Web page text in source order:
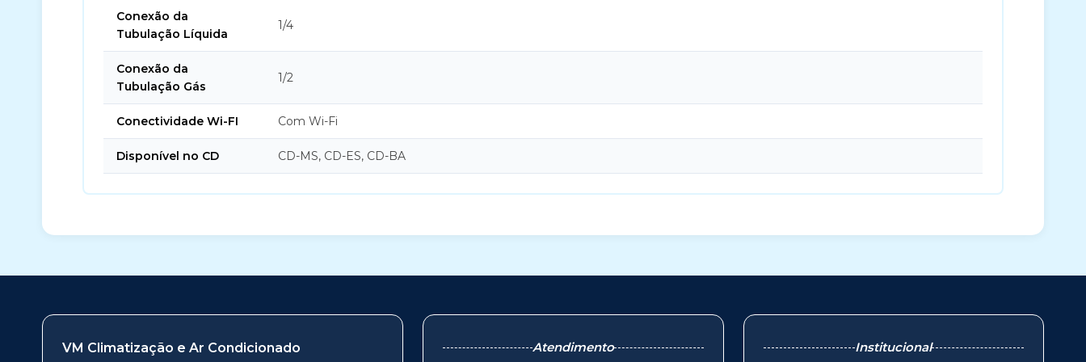
Conexão da
Tubulação Líquida
1/4
Conexão da
Tubulação Gás
1/2
Conectividade Wi-FI Com Wi-Fi
Disponível no CD CD-MS, CD-ES, CD-BA
VM Climatização e Ar Condicionado Atendimento Institucional